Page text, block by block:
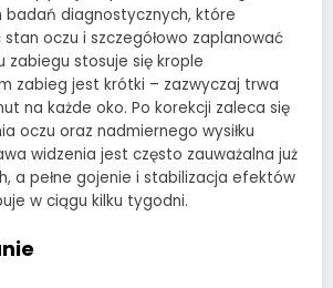
badań diagnostycznych, które
oczu i szczegółowo zaplanować
zabiegu stosuje się krople
zabieg jest krótki – zazwyczaj trwa
na każde oko. Po korekcji zaleca się
oczu oraz nadmiernego wysiłku
widzenia jest często zauważalna już
a pełne gojenie i stabilizacja efektów
w ciągu kilku tygodni.